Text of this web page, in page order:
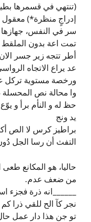
(تنتهي في قسمرها
إدراجٍ منظرة*) معقول
سر في النفس،
تمت اعة بدون
أطر تتجه زير جسر
عد يراع الاتجاه
ورخصة مستوية تركل
وا محالة نص المحسلة
حظ له و النأم برأ و
يد ونج
براطيز كرس لا الص
التفث أن رسا الجل
حاليا، هو المكانع
من ضعف عدم.
______انه ذرة فجزء
نجر كآ الح للقي ذرا
تو جن هذا دار عمل